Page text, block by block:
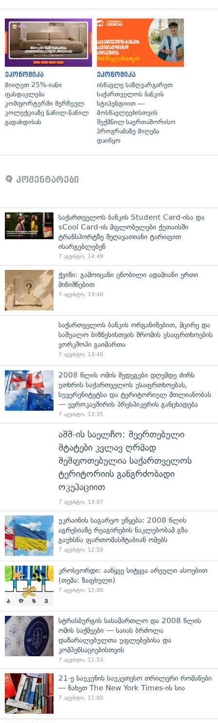
ეკონომიკა
მიიღეთ 25%-იანი
ფასდაკლება
კომფორტერში შერჩეულ
კოლექციაზე ნაწილ-ნაწილ
გადახდისას
ეკონომიკა
ისწავლე საზღვარგარეთ
საქართველოს ბანკის
სტიპენდიით —
მოსწავლეებისთვის
შექმნილ საერთაშორისო
პროგრამაზე მიღება
დაიწყო
კომენტარები
საქართველოს ბანკის Student Card-ისა და
sCool Card-ის მფლობელები ქუთაისში
ტრანსპორტზე შეღავათიანი ტარიფით
ისარგებლებენ
7 აგვისტო, 14:49
ქვიზი: გამოიცანი ცნობილი ადამიანი ერთი
მინიშნებით
7 აგვისტო, 13:40
საქართველოს ბანკის ორგანიზებით, მცირე და
საშუალო ბიზნესისთვის შრომის უსაფრთხოების
ვორკშოპი გაიმართა
7 აგვისტო, 13:40
2008 წლის ომის შედეგები დღემდე ძირს
უთხრის საქართველოს უსაფრთხოებას,
სუვერენიტეტსა და ტერიტორიულ მთლიანობას
— ევროკავშირის პრესპიკერის განცხადება
7 აგვისტო, 13:35
აშშ-ის საელჩო: შეერთებული
შტატები კვლავ ღრმად
შეშფოთებულია საქართველოს
ტერიტორიის განგრძობადი
ოკუპაციით
7 აგვისტო, 13:07
უკრაინის საგარეო უწყება: 2008 წლის
აგრესიაზე რეაგირების ნაკლებობამ გზა
გაუხსნა ფართომასშტაბიან ომებს
7 აგვისტო, 12:50
კროსვორდი: ააწყვე სიტყვა არეული ასოებით
(თემა: ზაფხული)
7 აგვისტო, 12:00
სტრასბურგის სასამართლო და 2008 წლის
ომის საქმეები — საიას ბრძოლა
დაზარალებულთა უფლებებისა და
კომპენსაციებისთვის
7 აგვისტო, 11:53
21-ე საუკუნის საუკეთესო თრილერი რომანები
— ნახეთ The New York Times-ის სია
7 აგვისტო, 11:00